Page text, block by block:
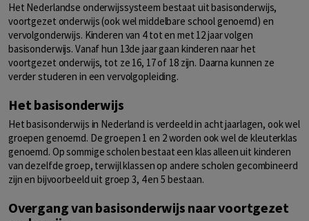
Het Nederlandse onderwijssysteem bestaat uit basisonderwijs,
voortgezet onderwijs (ook wel middelbare school genoemd) en
vervolgonderwijs. Kinderen van 4 tot en met 12 jaar volgen
basisonderwijs. Vanaf hun 13de jaar gaan kinderen naar het
voortgezet onderwijs, tot ze 16, 17 of 18 zijn. Daarna kunnen ze
verder studeren in een vervolgopleiding.
Het basisonderwijs
Het basisonderwijs in Nederland is verdeeld in acht jaarlagen, ook wel
groepen genoemd. De groepen 1 en 2 worden ook wel de kleuterklas
genoemd. Op sommige scholen bestaat een klas alleen uit kinderen
van dezelfde groep, terwijl klassen op andere scholen gecombineerd
zijn en bijvoorbeeld uit groep 3, 4 en 5 bestaan.
Overgang van basisonderwijs naar voortgezet